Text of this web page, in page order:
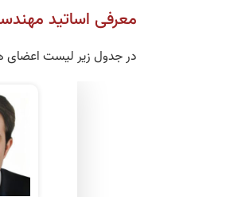
معرفی اساتید
در جدول زیر لیست اعضای